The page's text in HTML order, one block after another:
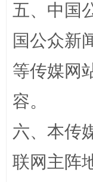
扯下公款
五、中国
国公众新
等传媒网
容。
六、本传
联网主阵